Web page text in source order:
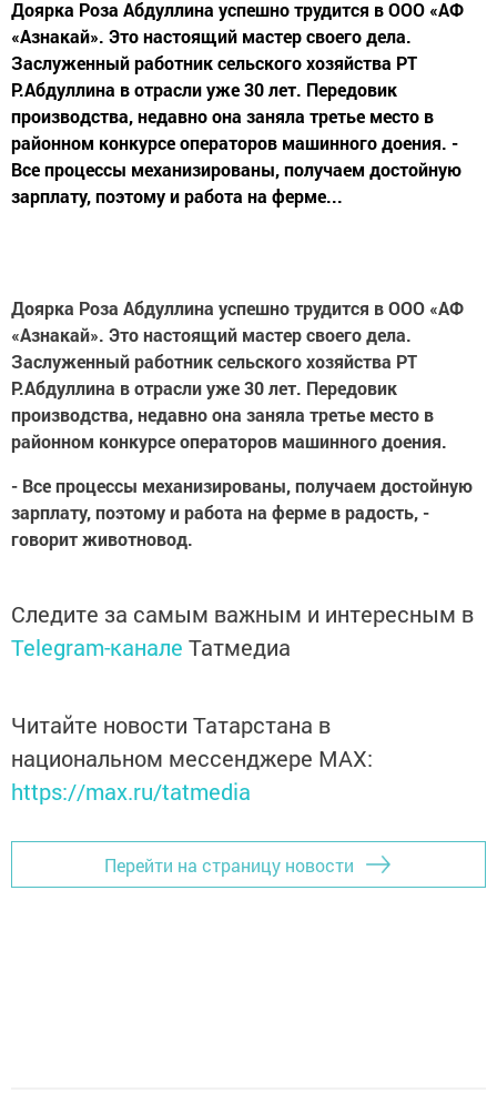
Доярка Роза Абдуллина успешно трудится в ООО «АФ
«Азнакай». Это настоящий мастер своего дела.
Заслуженный работник сельского хозяйства РТ
Р.Абдуллина в отрасли уже 30 лет. Передовик
производства, недавно она заняла третье место в
районном конкурсе операторов машинного доения. -
Все процессы механизированы, получаем достойную
зарплату, поэтому и работа на ферме...
Доярка Роза Абдуллина успешно трудится в ООО «АФ
«Азнакай». Это настоящий мастер своего дела.
Заслуженный работник сельского хозяйства РТ
Р.Абдуллина в отрасли уже 30 лет. Передовик
производства, недавно она заняла третье место в
районном конкурсе операторов машинного доения.
- Все процессы механизированы, получаем достойную
зарплату, поэтому и работа на ферме в радость, -
говорит животновод.
Следите за самым важным и интересным в
Telegram-канале Татмедиа
Читайте новости Татарстана в
национальном мессенджере MАХ:
https://max.ru/tatmedia
Перейти на страницу новости